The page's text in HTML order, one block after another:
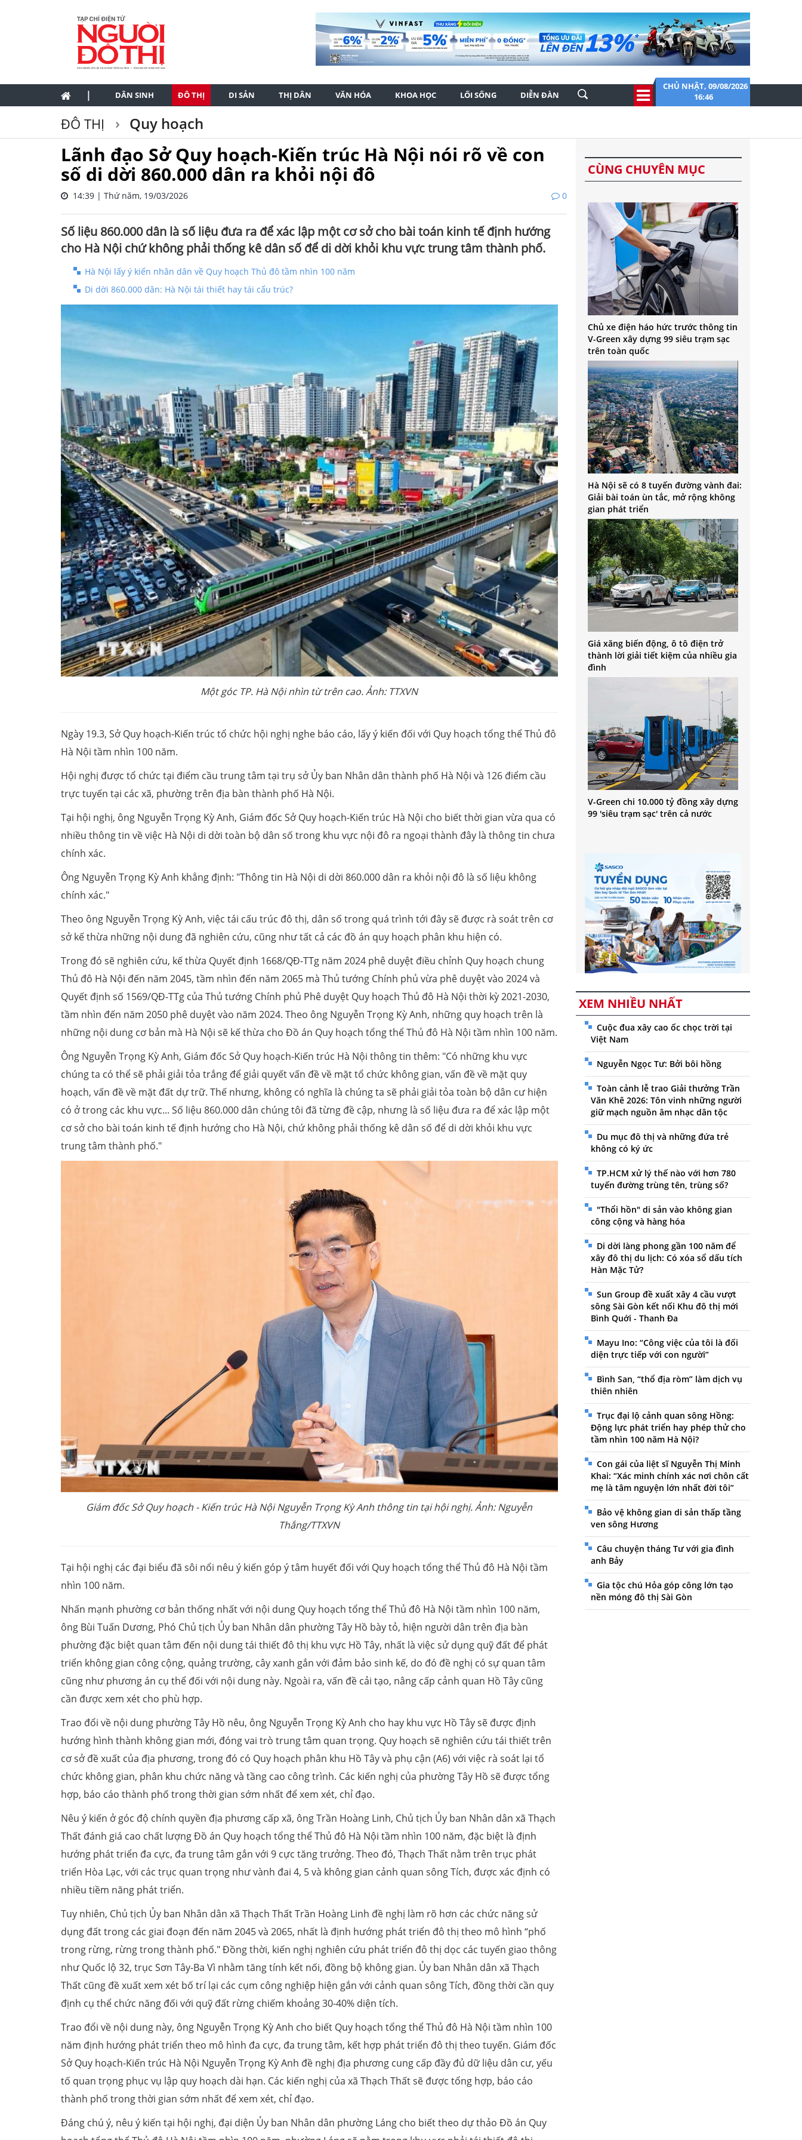
| DÂN SINH ĐÔ THỊ DI SẢN THỊ DÂN VĂN HÓA KHOA HỌC LỐI SỐNG DIỄN ĐÀN
CHỦ NHẬT, 09/08/2026
16:46
ĐÔ THỊ Quy hoạch
Lãnh đạo Sở Quy hoạch-Kiến trúc Hà Nội nói rõ về con
số di dời 860.000 dân ra khỏi nội đô
14:39 | Thứ năm, 19/03/2026 0
Số liệu 860.000 dân là số liệu đưa ra để xác lập một cơ sở cho bài toán kinh tế định hướng
cho Hà Nội chứ không phải thống kê dân số để di dời khỏi khu vực trung tâm thành phố.
Hà Nội lấy ý kiến nhân dân về Quy hoạch Thủ đô tầm nhìn 100 năm
Di dời 860.000 dân: Hà Nội tái thiết hay tái cấu trúc?
Một góc TP. Hà Nội nhìn từ trên cao. Ảnh: TTXVN
Ngày 19.3, Sở Quy hoạch-Kiến trúc tổ chức hội nghị nghe báo cáo, lấy ý kiến đối với Quy hoạch tổng thể Thủ đô
Hà Nội tầm nhìn 100 năm.
Hội nghị được tổ chức tại điểm cầu trung tâm tại trụ sở Ủy ban Nhân dân thành phố Hà Nội và 126 điểm cầu
trực tuyến tại các xã, phường trên địa bàn thành phố Hà Nội.
Tại hội nghị, ông Nguyễn Trọng Kỳ Anh, Giám đốc Sở Quy hoạch-Kiến trúc Hà Nội cho biết thời gian vừa qua có
nhiều thông tin về việc Hà Nội di dời toàn bộ dân số trong khu vực nội đô ra ngoại thành đây là thông tin chưa
chính xác.
Ông Nguyễn Trọng Kỳ Anh khẳng định: "Thông tin Hà Nội di dời 860.000 dân ra khỏi nội đô là số liệu không
chính xác."
Theo ông Nguyễn Trọng Kỳ Anh, việc tái cấu trúc đô thị, dân số trong quá trình tới đây sẽ được rà soát trên cơ
sở kế thừa những nội dung đã nghiên cứu, cũng như tất cả các đồ án quy hoạch phân khu hiện có.
Trong đó sẽ nghiên cứu, kế thừa Quyết định 1668/QĐ-TTg năm 2024 phê duyệt điều chỉnh Quy hoạch chung
Thủ đô Hà Nội đến năm 2045, tầm nhìn đến năm 2065 mà Thủ tướng Chính phủ vừa phê duyệt vào 2024 và
Quyết định số 1569/QĐ-TTg của Thủ tướng Chính phủ Phê duyệt Quy hoạch Thủ đô Hà Nội thời kỳ 2021-2030,
tầm nhìn đến năm 2050 phê duyệt vào năm 2024. Theo ông Nguyễn Trọng Kỳ Anh, những quy hoạch trên là
những nội dung cơ bản mà Hà Nội sẽ kế thừa cho Đồ án Quy hoạch tổng thể Thủ đô Hà Nội tầm nhìn 100 năm.
Ông Nguyễn Trọng Kỳ Anh, Giám đốc Sở Quy hoạch-Kiến trúc Hà Nội thông tin thêm: "Có những khu vực
chúng ta có thể sẽ phải giải tỏa trắng để giải quyết vấn đề về mặt tổ chức không gian, vấn đề về mặt quy
hoạch, vấn đề về mặt đất dự trữ. Thế nhưng, không có nghĩa là chúng ta sẽ phải giải tỏa toàn bộ dân cư hiện
có ở trong các khu vực... Số liệu 860.000 dân chúng tôi đã từng đề cập, nhưng là số liệu đưa ra để xác lập một
cơ sở cho bài toán kinh tế định hướng cho Hà Nội, chứ không phải thống kê dân số để di dời khỏi khu vực
trung tâm thành phố."
Giám đốc Sở Quy hoạch - Kiến trúc Hà Nội Nguyễn Trọng Kỳ Anh thông tin tại hội nghị. Ảnh: Nguyễn
Thắng/TTXVN
Tại hội nghị các đại biểu đã sôi nổi nêu ý kiến góp ý tâm huyết đối với Quy hoạch tổng thể Thủ đô Hà Nội tầm
nhìn 100 năm.
Nhấn mạnh phường cơ bản thống nhất với nội dung Quy hoạch tổng thể Thủ đô Hà Nội tầm nhìn 100 năm,
ông Bùi Tuấn Dương, Phó Chủ tịch Ủy ban Nhân dân phường Tây Hồ bày tỏ, hiện người dân trên địa bàn
phường đặc biệt quan tâm đến nội dung tái thiết đô thị khu vực Hồ Tây, nhất là việc sử dụng quỹ đất để phát
triển không gian công cộng, quảng trường, cây xanh gắn với đảm bảo sinh kế, do đó đề nghị có sự quan tâm
cũng như phương án cụ thể đối với nội dung này. Ngoài ra, vấn đề cải tạo, nâng cấp cảnh quan Hồ Tây cũng
cần được xem xét cho phù hợp.
Trao đổi về nội dung phường Tây Hồ nêu, ông Nguyễn Trọng Kỳ Anh cho hay khu vực Hồ Tây sẽ được định
hướng hình thành không gian mới, đóng vai trò trung tâm quan trọng. Quy hoạch sẽ nghiên cứu tái thiết trên
cơ sở đề xuất của địa phương, trong đó có Quy hoạch phân khu Hồ Tây và phụ cận (A6) với việc rà soát lại tổ
chức không gian, phân khu chức năng và tầng cao công trình. Các kiến nghị của phường Tây Hồ sẽ được tổng
hợp, báo cáo thành phố trong thời gian sớm nhất để xem xét, chỉ đạo.
Nêu ý kiến ở góc độ chính quyền địa phương cấp xã, ông Trần Hoàng Linh, Chủ tịch Ủy ban Nhân dân xã Thạch
Thất đánh giá cao chất lượng Đồ án Quy hoạch tổng thể Thủ đô Hà Nội tầm nhìn 100 năm, đặc biệt là định
hướng phát triển đa cực, đa trung tâm gắn với 9 cực tăng trưởng. Theo đó, Thạch Thất nằm trên trục phát
triển Hòa Lạc, với các trục quan trọng như vành đai 4, 5 và không gian cảnh quan sông Tích, được xác định có
nhiều tiềm năng phát triển.
Tuy nhiên, Chủ tịch Ủy ban Nhân dân xã Thạch Thất Trần Hoàng Linh đề nghị làm rõ hơn các chức năng sử
dụng đất trong các giai đoạn đến năm 2045 và 2065, nhất là định hướng phát triển đô thị theo mô hình “phố
trong rừng, rừng trong thành phố." Đồng thời, kiến nghị nghiên cứu phát triển đô thị dọc các tuyến giao thông
như Quốc lộ 32, trục Sơn Tây-Ba Vì nhằm tăng tính kết nối, đồng bộ không gian. Ủy ban Nhân dân xã Thạch
Thất cũng đề xuất xem xét bố trí lại các cụm công nghiệp hiện gắn với cảnh quan sông Tích, đồng thời cần quy
định cụ thể chức năng đối với quỹ đất rừng chiếm khoảng 30-40% diện tích.
Trao đổi về nội dung này, ông Nguyễn Trọng Kỳ Anh cho biết Quy hoạch tổng thể Thủ đô Hà Nội tầm nhìn 100
năm định hướng phát triển theo mô hình đa cực, đa trung tâm, kết hợp phát triển đô thị theo tuyến. Giám đốc
Sở Quy hoạch-Kiến trúc Hà Nội Nguyễn Trọng Kỳ Anh đề nghị địa phương cung cấp đầy đủ dữ liệu dân cư, yếu
tố quan trọng phục vụ lập quy hoạch dài hạn. Các kiến nghị của xã Thạch Thất sẽ được tổng hợp, báo cáo
thành phố trong thời gian sớm nhất để xem xét, chỉ đạo.
Đáng chú ý, nêu ý kiến tại hội nghị, đại diện Ủy ban Nhân dân phường Láng cho biết theo dự thảo Đồ án Quy
CÙNG CHUYÊN MỤC
Chủ xe điện háo hức trước thông tin
V-Green xây dựng 99 siêu trạm sạc
trên toàn quốc
Hà Nội sẽ có 8 tuyến đường vành đai:
Giải bài toán ùn tắc, mở rộng không
gian phát triển
Giá xăng biến động, ô tô điện trở
thành lời giải tiết kiệm của nhiều gia
đình
V-Green chi 10.000 tỷ đồng xây dựng
99 'siêu trạm sạc' trên cả nước
XEM NHIỀU NHẤT
Cuộc đua xây cao ốc chọc trời tại
Việt Nam
Nguyễn Ngọc Tư: Bởi bôi hồng
Toàn cảnh lễ trao Giải thưởng Trần
Văn Khê 2026: Tôn vinh những người
giữ mạch nguồn âm nhạc dân tộc
Du mục đô thị và những đứa trẻ
không có ký ức
TP.HCM xử lý thế nào với hơn 780
tuyến đường trùng tên, trùng số?
"Thổi hồn" di sản vào không gian
công cộng và hàng hóa
Di dời làng phong gần 100 năm để
xây đô thị du lịch: Có xóa sổ dấu tích
Hàn Mặc Tử?
Sun Group đề xuất xây 4 cầu vượt
sông Sài Gòn kết nối Khu đô thị mới
Bình Quới - Thanh Đa
Mayu Ino: “Công việc của tôi là đối
diện trực tiếp với con người”
Bình San, “thổ địa ròm” làm dịch vụ
thiên nhiên
Trục đại lộ cảnh quan sông Hồng:
Động lực phát triển hay phép thử cho
tầm nhìn 100 năm Hà Nội?
Con gái của liệt sĩ Nguyễn Thị Minh
Khai: “Xác minh chính xác nơi chôn cất
mẹ là tâm nguyện lớn nhất đời tôi”
Bảo vệ không gian di sản thấp tầng
ven sông Hương
Câu chuyện tháng Tư với gia đình
anh Bảy
Gia tộc chú Hỏa góp công lớn tạo
nền móng đô thị Sài Gòn